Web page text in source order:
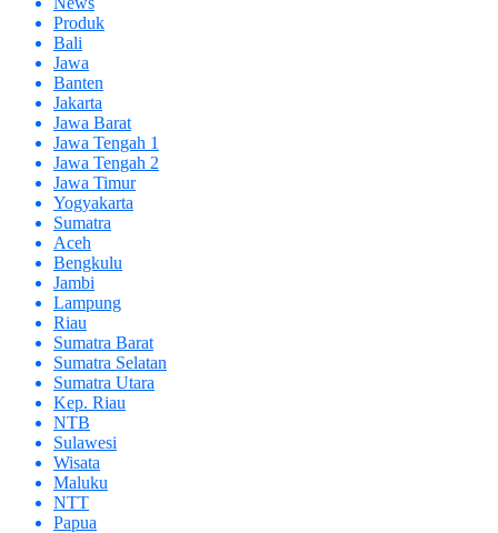
Produk
Bali
Jawa
Banten
Jakarta
Jawa Barat
Jawa Tengah 1
Jawa Tengah 2
Jawa Timur
Yogyakarta
Sumatra
Aceh
Bengkulu
Jambi
Lampung
Riau
Sumatra Barat
Sumatra Selatan
Sumatra Utara
Kep. Riau
NTB
Sulawesi
Wisata
Maluku
NTT
Papua